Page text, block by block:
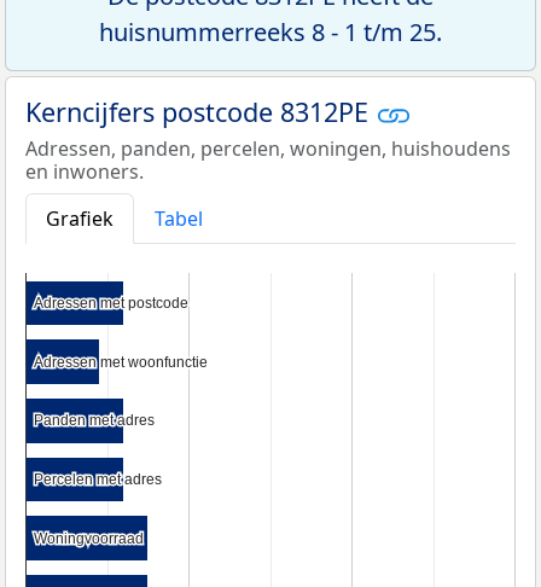
huisnummerreeks 8 - 1 t/m 25.
Kerncijfers postcode 8312PE
Adressen, panden, percelen, woningen, huishoudens
en inwoners.
Grafiek
Tabel
Adressen met postcode
Adressen met postcode
Adressen met woonfunctie
Adressen met woonfunctie
Panden met adres
Panden met adres
Percelen met adres
Percelen met adres
Woningvoorraad
Woningvoorraad